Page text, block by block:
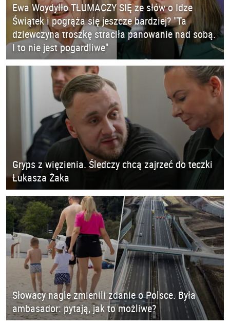
Ewa Woydyłło TŁUMACZY SIĘ ze słów o Idze
Świątek i pogrąża się jeszcze bardziej? "Ta
dziewczyna troszkę straciła panowanie nad sobą.
I to nie jest pogardliwe"
Gryps z więzienia. Śledczy chcą zajrzeć do teczki
Łukasza Żaka
Słowacy nagle zmienili zdanie o Polsce. Była
ambasador: pytają, jak to możliwe?